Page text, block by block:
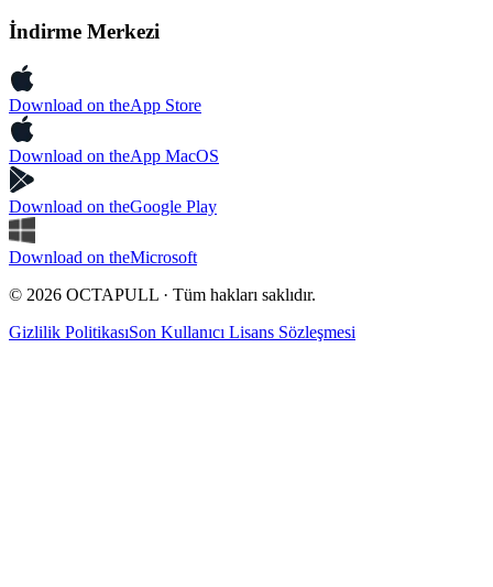
İndirme Merkezi
Download on theApp Store
Download on theApp MacOS
Download on theGoogle Play
Download on theMicrosoft
© 2026 OCTAPULL · Tüm hakları saklıdır.
Gizlilik PolitikasıSon Kullanıcı Lisans Sözleşmesi